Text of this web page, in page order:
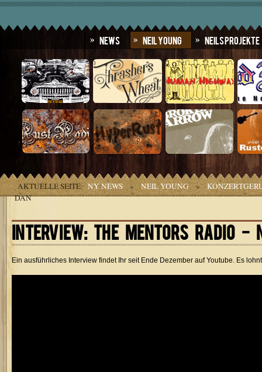
News Neil Young Neils Projekte
AKTUELLE SEITE: NY NEWS » NEIL YOUNG »
DAN
INTERVIEW: THE MENTORS RADIO -
Ein ausführliches Interview findet Ihr seit Ende Dezember auf Youtube. Es